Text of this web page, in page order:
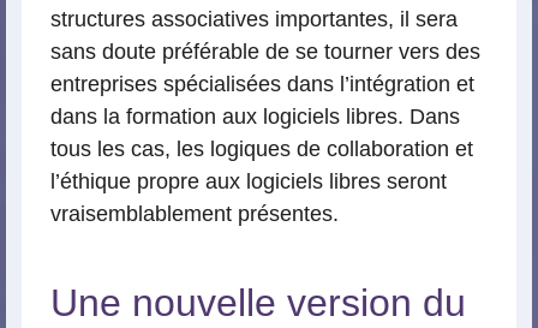
structures associatives importantes, il sera
sans doute préférable de se tourner vers des
entreprises spécialisées dans l’intégration et
dans la formation aux logiciels libres. Dans
tous les cas, les logiques de collaboration et
l’éthique propre aux logiciels libres seront
vraisemblablement présentes.
Une nouvelle version du